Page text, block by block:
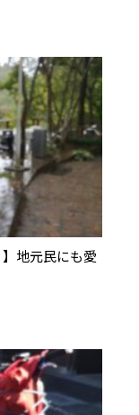
地元民にも愛